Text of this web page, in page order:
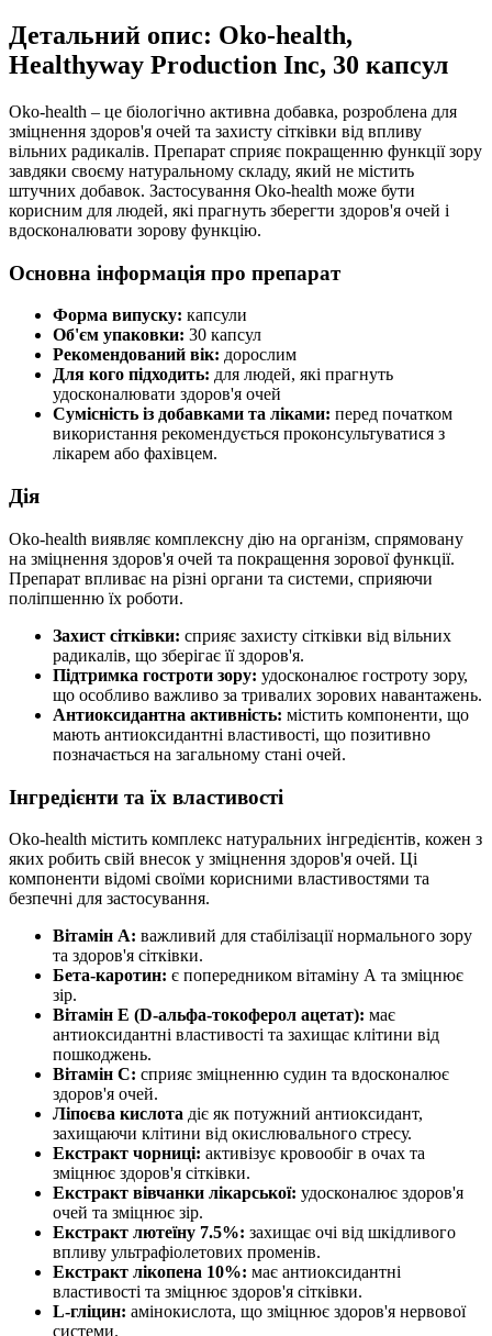
Детальний опис: Oko-health,
Healthyway Production Inc, 30 капсул
Oko-health – це біологічно активна добавка, розроблена для
зміцнення здоров'я очей та захисту сітківки від впливу
вільних радикалів. Препарат сприяє покращенню функції зору
завдяки своєму натуральному складу, який не містить
штучних добавок. Застосування Oko-health може бути
корисним для людей, які прагнуть зберегти здоров'я очей і
вдосконалювати зорову функцію.
Основна інформація про препарат
Форма випуску: капсули
Об'єм упаковки: 30 капсул
Рекомендований вік: дорослим
Для кого підходить: для людей, які прагнуть
удосконалювати здоров'я очей
Сумісність із добавками та ліками: перед початком
використання рекомендується проконсультуватися з
лікарем або фахівцем.
Дія
Oko-health виявляє комплексну дію на організм, спрямовану
на зміцнення здоров'я очей та покращення зорової функції.
Препарат впливає на різні органи та системи, сприяючи
поліпшенню їх роботи.
Захист сітківки: сприяє захисту сітківки від вільних
радикалів, що зберігає її здоров'я.
Підтримка гостроти зору: удосконалює гостроту зору,
що особливо важливо за тривалих зорових навантажень.
Антиоксидантна активність: містить компоненти, що
мають антиоксидантні властивості, що позитивно
позначається на загальному стані очей.
Інгредієнти та їх властивості
Oko-health містить комплекс натуральних інгредієнтів, кожен з
яких робить свій внесок у зміцнення здоров'я очей. Ці
компоненти відомі своїми корисними властивостями та
безпечні для застосування.
Вітамін А: важливий для стабілізації нормального зору
та здоров'я сітківки.
Бета-каротин: є попередником вітаміну А та зміцнює
зір.
Вітамін Е (D-альфа-токоферол ацетат): має
антиоксидантні властивості та захищає клітини від
пошкоджень.
Вітамін С: сприяє зміцненню судин та вдосконалює
здоров'я очей.
Ліпоєва кислота діє як потужний антиоксидант,
захищаючи клітини від окислювального стресу.
Екстракт чорниці: активізує кровообіг в очах та
зміцнює здоров'я сітківки.
Екстракт вівчанки лікарської: удосконалює здоров'я
очей та зміцнює зір.
Екстракт лютеїну 7.5%: захищає очі від шкідливого
впливу ультрафіолетових променів.
Екстракт лікопена 10%: має антиоксидантні
властивості та зміцнює здоров'я сітківки.
L-гліцин: амінокислота, що зміцнює здоров'я нервової
системи.